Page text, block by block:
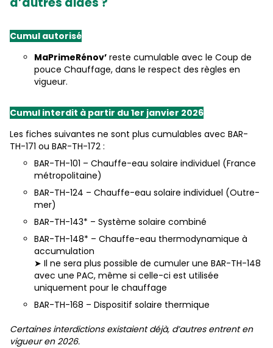
Cumul autorisé
MaPrimeRénov’ reste cumulable avec le Coup de
pouce Chauffage, dans le respect des règles en
vigueur.
Cumul interdit à partir du 1er janvier 2026
Les fiches suivantes ne sont plus cumulables avec BAR-
TH-171 ou BAR-TH-172 :
BAR-TH-101 – Chauffe-eau solaire individuel (France
métropolitaine)
BAR-TH-124 – Chauffe-eau solaire individuel (Outre-
mer)
BAR-TH-143* – Système solaire combiné
BAR-TH-148* – Chauffe-eau thermodynamique à
accumulation
➤ Il ne sera plus possible de cumuler une BAR-TH-148
avec une PAC, même si celle-ci est utilisée
uniquement pour le chauffage
BAR-TH-168 – Dispositif solaire thermique
Certaines interdictions existaient déjà, d’autres entrent en
vigueur en 2026.